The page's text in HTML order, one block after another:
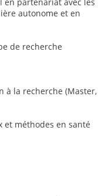
autonome et en
de recherche
à la recherche (Master,
et méthodes en santé